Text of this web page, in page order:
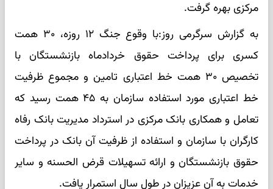
مرکزی بهره گرفت.
به گزارش سرگرمی روز:با وقوع جنگ ۱۲ روزه، ۳۰ همت
کسری برای پرداخت حقوق خردادماه بازنشستگان با
تخصیص ۳۰ همت خط اعتباری تامین و مجموع ظرفیت
خط اعتباری مورد استفاده سازمان به ۴۵ همت رسید که
تعامل و همکاری بانک مرکزی در استرداد مدیریت بانک رفاه
کارگران با سازمان و استفاده از ظرفیت آن بانک در پرداخت
حقوق بازنشستگان و ارائه تسهیلات قرض الحسنه و سایر
خدمات به آن عزیزان در طول سال استمرار یافت.